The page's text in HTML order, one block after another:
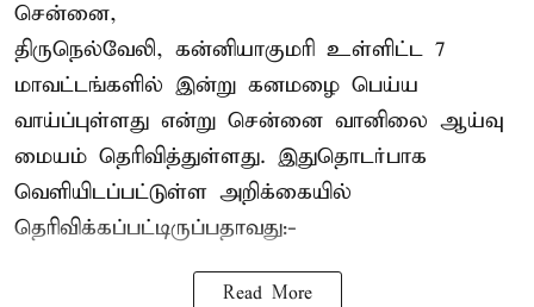
சென்னை,
திருநெல்வேலி, கன்னியாகுமரி உள்ளிட்ட 7
மாவட்டங்களில் இன்று கனமழை பெய்ய
வாய்ப்புள்ளது என்று சென்னை வானிலை ஆய்வு
மையம் தெரிவித்துள்ளது. இதுதொடர்பாக
வெளியிடப்பட்டுள்ள அறிக்கையில்
தெரிவிக்கப்பட்டிருப்பதாவது:-
Read More